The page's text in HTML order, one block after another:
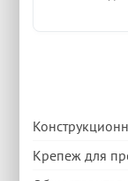
Крепеж для